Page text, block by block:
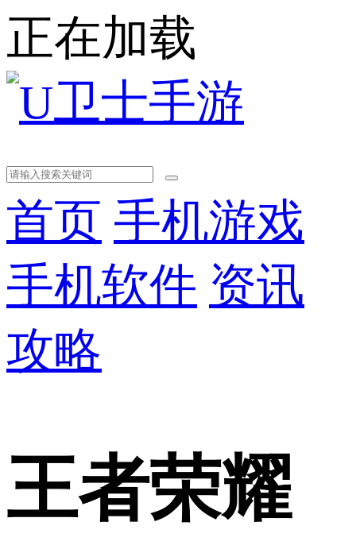
正在加载
首页 手机游戏
手机软件 资讯
攻略
王者荣耀